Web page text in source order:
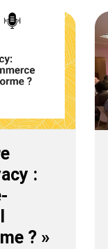
:
? »